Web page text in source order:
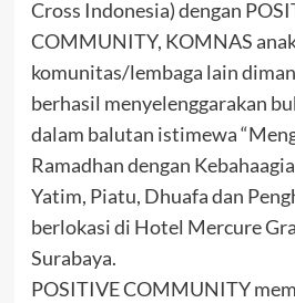
Cross Indonesia) dengan
COMMUNITY, KOMNAS
komunitas/lembaga lain
berhasil menyelenggarakan
dalam balutan istimewa
Ramadhan dengan
Yatim, Piatu, Dhuafa dan
berlokasi di Hotel Mercure
Surabaya.
POSITIVE COMMUNITY